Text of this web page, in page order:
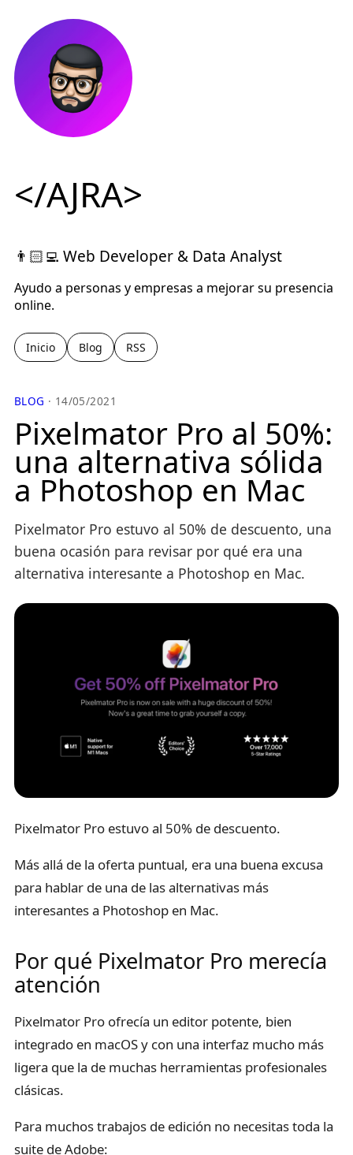
</AJRA>
👨🏻‍💻 Web Developer & Data Analyst
Ayudo a personas y empresas a mejorar su presencia
online.
Inicio Blog RSS
BLOG · 14/05/2021
Pixelmator Pro al 50%:
una alternativa sólida
a Photoshop en Mac
Pixelmator Pro estuvo al 50% de descuento, una
buena ocasión para revisar por qué era una
alternativa interesante a Photoshop en Mac.
Pixelmator Pro estuvo al 50% de descuento.
Más allá de la oferta puntual, era una buena excusa
para hablar de una de las alternativas más
interesantes a Photoshop en Mac.
Por qué Pixelmator Pro merecía
atención
Pixelmator Pro ofrecía un editor potente, bien
integrado en macOS y con una interfaz mucho más
ligera que la de muchas herramientas profesionales
clásicas.
Para muchos trabajos de edición no necesitas toda la
suite de Adobe: